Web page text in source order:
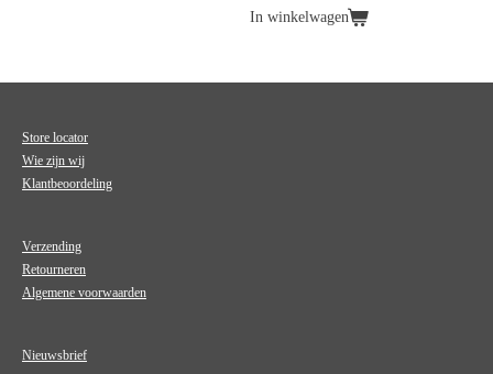
In winkelwagen
Store locator
Wie zijn wij
Klantbeoordeling
Verzending
Retourneren
Algemene voorwaarden
Nieuwsbrief